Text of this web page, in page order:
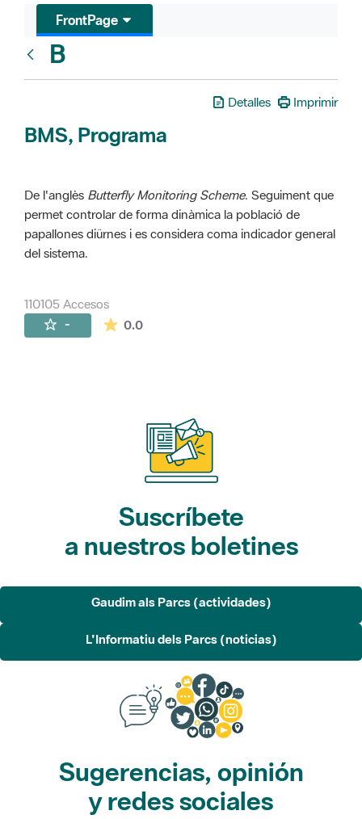
FrontPage
B
Detalles Imprimir
BMS, Programa
De l'anglès Butterfly Monitoring Scheme. Seguiment que
permet controlar de forma dinàmica la població de
papallones diürnes i es considera coma indicador general
del sistema.
110105 Accesos
- 0.0La valoración media es de 0 estrellas de
Suscríbete
a nuestros boletines
Gaudim als Parcs (actividades)
L'Informatiu dels Parcs (noticias)
Sugerencias, opinión
y redes sociales